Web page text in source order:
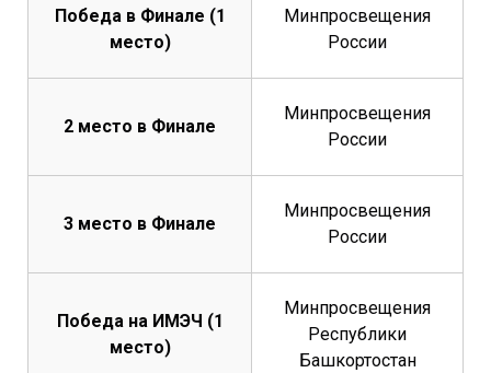
Победа в Финале (1
место)
Минпросвещения
России
2 место в Финале
Минпросвещения
России
3 место в Финале
Минпросвещения
России
Победа на ИМЭЧ (1
место)
Минпросвещения
Республики
Башкортостан